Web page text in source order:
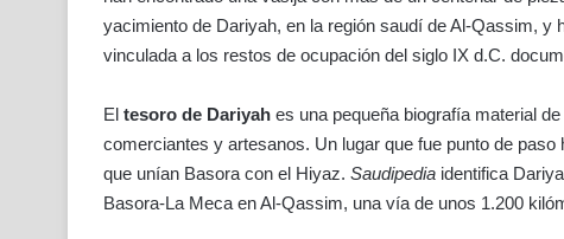
yacimiento de Dariyah, en la región saudí de Al-Qassim, y
vinculada a los restos de ocupación del siglo IX d.C.
El tesoro de Dariyah es una pequeña biografía material
comerciantes y artesanos. Un lugar que fue punto de
que unían Basora con el Hiyaz. Saudipedia identifica
Basora-La Meca en Al-Qassim, una vía de unos 1.200